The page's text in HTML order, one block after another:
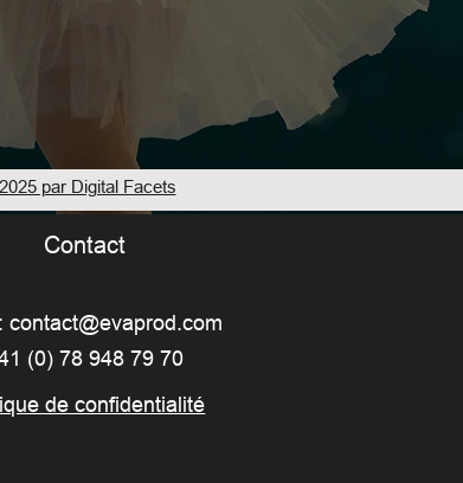
par Digital Facets
Contact
contact@evaprod.com
(0) 78 948 79 70
de confidentialité